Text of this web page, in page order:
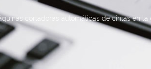
cortadoras automáticas de cintas en